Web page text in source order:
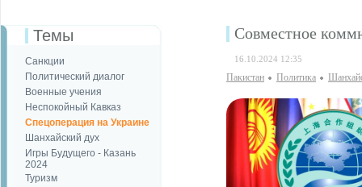
Темы
Санкции
Политический диалог
Военные учения
Неспокойный Кавказ
Спецоперация на Украине
Шанхайский дух
Игры Будущего - Казань
2024
Туризм
Совместное
16.10.2024 12:35
Пакистан Политика